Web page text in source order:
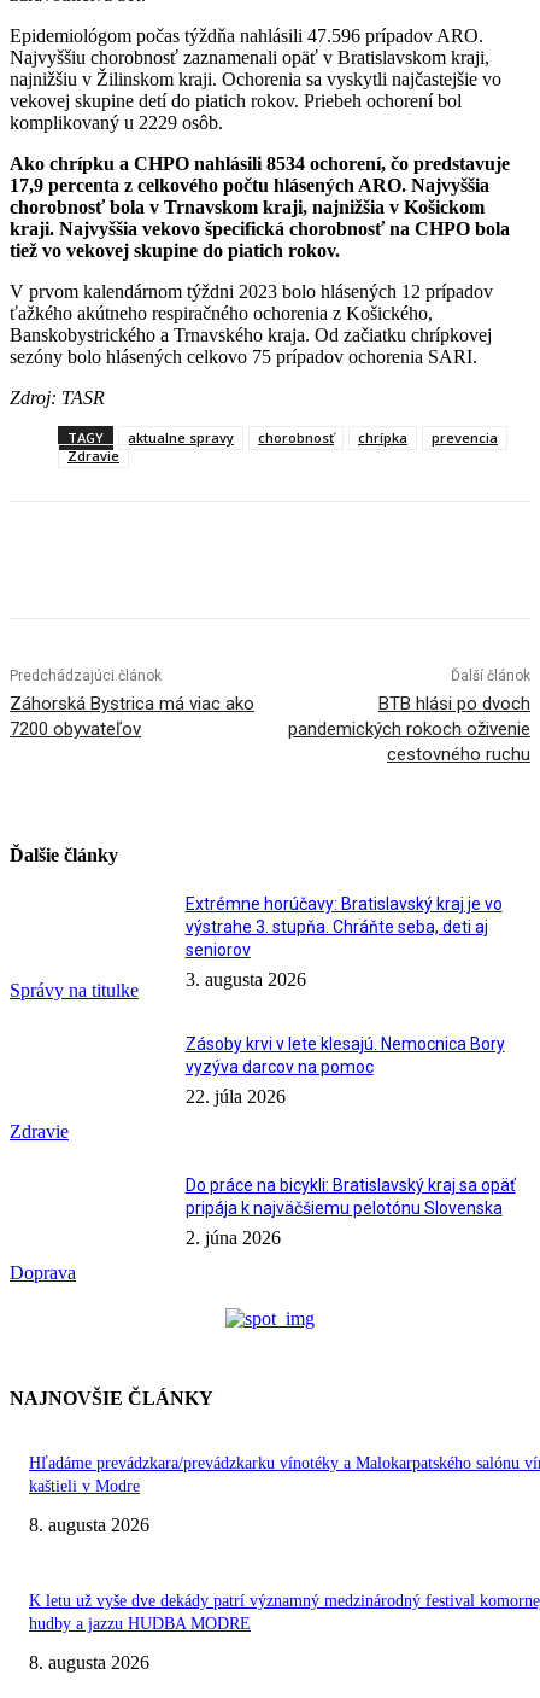
Epidemiológom počas týždňa nahlásili 47.596 prípadov ARO.
Najvyššiu chorobnosť zaznamenali opäť v Bratislavskom kraji,
najnižšiu v Žilinskom kraji. Ochorenia sa vyskytli najčastejšie vo
vekovej skupine detí do piatich rokov. Priebeh ochorení bol
komplikovaný u 2229 osôb.
Ako chrípku a CHPO nahlásili 8534 ochorení, čo predstavuje
17,9 percenta z celkového počtu hlásených ARO. Najvyššia
chorobnosť bola v Trnavskom kraji, najnižšia v Košickom
kraji. Najvyššia vekovo špecifická chorobnosť na CHPO bola
tiež vo vekovej skupine do piatich rokov.
V prvom kalendárnom týždni 2023 bolo hlásených 12 prípadov
ťažkého akútneho respiračného ochorenia z Košického,
Banskobystrického a Trnavského kraja. Od začiatku chrípkovej
sezóny bolo hlásených celkovo 75 prípadov ochorenia SARI.
Zdroj: TASR
TAGY aktualne spravy chorobnosť chrípka
prevencia
Zdravie
Predchádzajúci článok
Záhorská Bystrica má viac ako
7200 obyvateľov
Ďalší článok
BTB hlási po dvoch
pandemických rokoch oživenie
cestovného ruchu
Ďalšie články
Správy na titulke
Extrémne horúčavy: Bratislavský kraj je vo
výstrahe 3. stupňa. Chráňte seba, deti aj
seniorov
3. augusta 2026
Zdravie
Zásoby krvi v lete klesajú. Nemocnica Bory
vyzýva darcov na pomoc
22. júla 2026
Doprava
Do práce na bicykli: Bratislavský kraj sa opäť
pripája k najväčšiemu pelotónu Slovenska
2. júna 2026
NAJNOVŠIE ČLÁNKY
Hľadáme prevádzkara/prevádzkarku vínotéky a Malokarpatského salónu
kaštieli v Modre
8. augusta 2026
K letu už vyše dve dekády patrí významný medzinárodný festival
hudby a jazzu HUDBA MODRE
8. augusta 2026